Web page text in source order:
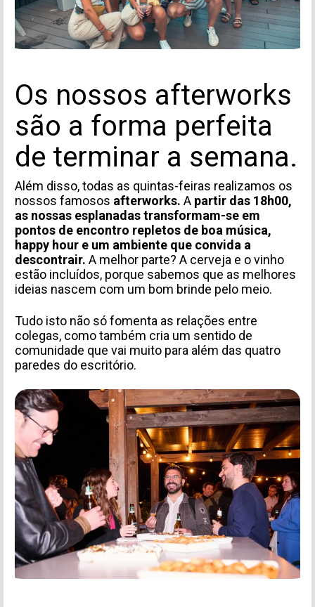
Os nossos afterworks
são a forma perfeita
de terminar a semana.
Além disso, todas as quintas-feiras realizamos os
nossos famosos afterworks. A partir das 18h00,
as nossas esplanadas transformam-se em
pontos de encontro repletos de boa música,
happy hour e um ambiente que convida a
descontrair. A melhor parte? A cerveja e o vinho
estão incluídos, porque sabemos que as melhores
ideias nascem com um bom brinde pelo meio.
Tudo isto não só fomenta as relações entre
colegas, como também cria um sentido de
comunidade que vai muito para além das quatro
paredes do escritório.